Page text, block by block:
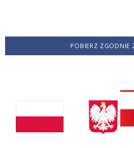
POBIERZ ZGODNIE